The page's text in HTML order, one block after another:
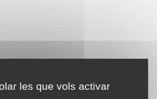
les que vols activar